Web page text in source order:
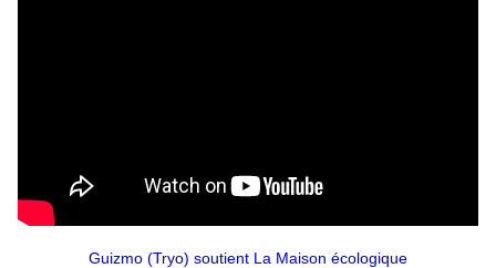
Guizmo (Tryo) soutient La Maison écologique